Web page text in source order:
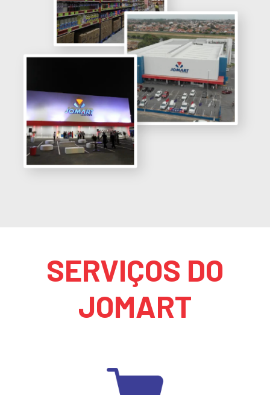
SERVIÇOS DO
JOMART